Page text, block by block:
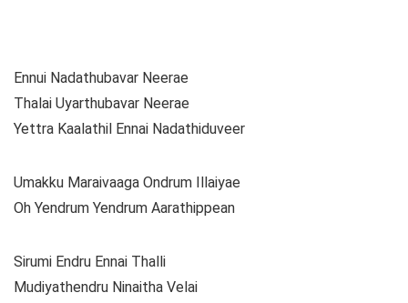
Ennui Nadathubavar Neerae
Thalai Uyarthubavar Neerae
Yettra Kaalathil Ennai Nadathiduveer
Umakku Maraivaaga Ondrum Illaiyae
Oh Yendrum Yendrum Aarathippean
Sirumi Endru Ennai Thalli
Mudiyathendru Ninaitha Velai